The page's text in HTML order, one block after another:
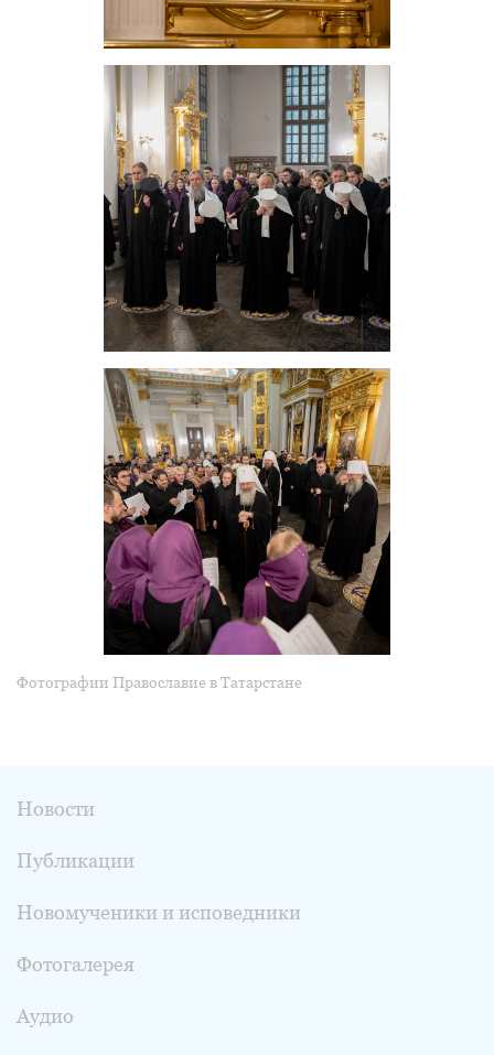
Фотографии Православие в Татарстане
Новости
Публикации
Новомученики и исповедники
Фотогалерея
Аудио